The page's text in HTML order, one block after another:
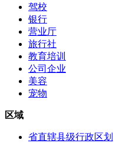
驾校
银行
营业厅
旅行社
教育培训
公司企业
美容
宠物
区域
省直辖县级行政区划